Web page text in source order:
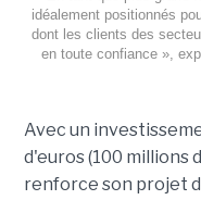
idéalement positionnés
dont les clients des
en toute confiance »,
Avec un
d'euros (100 millions
renforce son projet